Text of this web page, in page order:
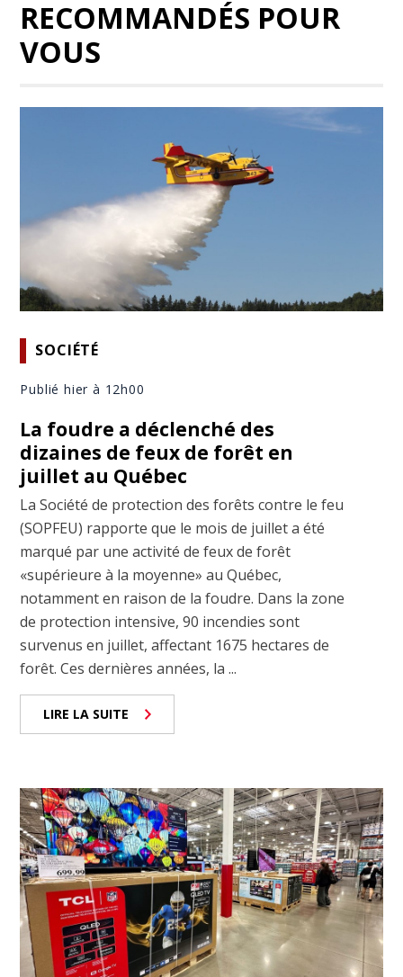
RECOMMANDÉS POUR
VOUS
SOCIÉTÉ
Publié hier à 12h00
La foudre a déclenché des
dizaines de feux de forêt en
juillet au Québec
La Société de protection des forêts contre le feu
(SOPFEU) rapporte que le mois de juillet a été
marqué par une activité de feux de forêt
«supérieure à la moyenne» au Québec,
notamment en raison de la foudre. Dans la zone
de protection intensive, 90 incendies sont
survenus en juillet, affectant 1675 hectares de
forêt. Ces dernières années, la ...
LIRE LA SUITE